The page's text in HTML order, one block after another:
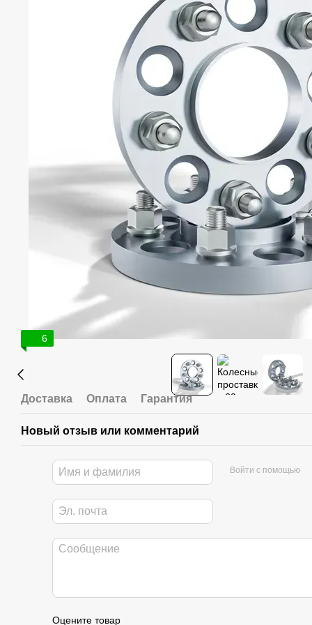
6
Доставка Оплата Гарантия
Новый отзыв или комментарий
Войти с помощью
Оцените товар